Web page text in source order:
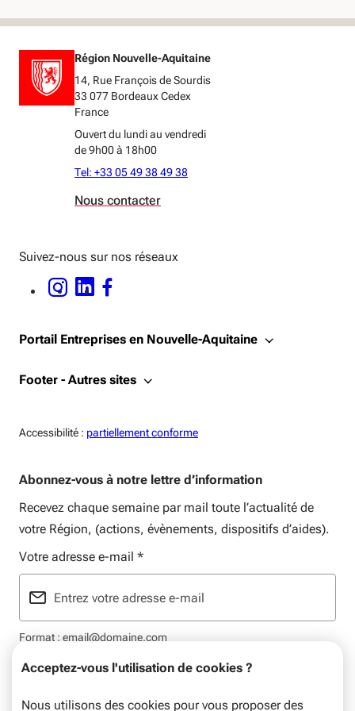
Acceptez-vous l'utilisation de cookies ?
Nous utilisons des cookies pour vous proposer des
Région Nouvelle-Aquitaine
14, Rue François de Sourdis
33 077 Bordeaux Cedex
France
Ouvert du lundi au vendredi
de 9h00 à 18h00
Tel: +33 05 49 38 49 38
Nous contacter
Suivez-nous sur nos réseaux
INSTAGRAM - OUVERTURE DANS UNE NOUVELLE FENÊTRE
LINKEDIN - OUVERTURE DANS UNE NOUVELLE FENÊTRE
FACEBOOK - OUVERTURE DANS UNE NOUVELLE FENÊTRE
Portail Entreprises en Nouvelle-Aquitaine
Footer - Autres sites
Accessibilité : Accessiblité:
partiellement conforme
Abonnez-vous à notre lettre d’information
Recevez chaque semaine par mail toute l’actualité de
votre Région, (actions, évènements, dispositifs d’aides).
Votre adresse e-mail *
Format : email@domaine.com